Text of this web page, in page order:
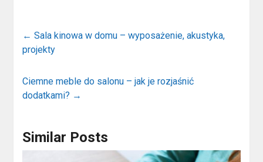
← Sala kinowa w domu – wyposażenie, akustyka,
projekty
Ciemne meble do salonu – jak je rozjaśnić
dodatkami? →
Similar Posts